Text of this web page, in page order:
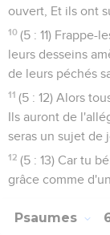
ouvert, Et ils ont
10 (5 : 11) Frappe-
leurs desseins
de leurs péchés
11 (5 : 12) Alors
Ils auront de
seras un sujet de
12 (5 : 13) Car tu
grâce comme
Psaumes